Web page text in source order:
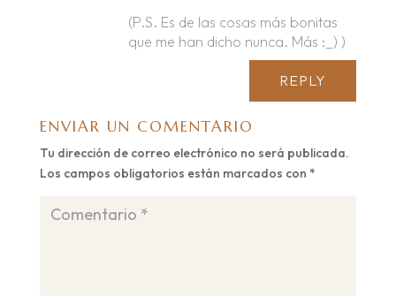
(P.S. Es de las cosas más bonitas
que me han dicho nunca. Más :_) )
REPLY
ENVIAR UN COMENTARIO
Tu dirección de correo electrónico no será publicada.
Los campos obligatorios están marcados con *